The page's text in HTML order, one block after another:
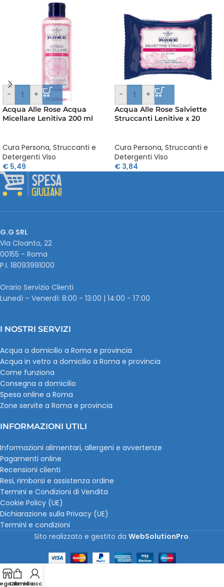
- +
Acqua Alle Rose Acqua
Micellare Lenitiva 200 ml
Cura Persona, Struccanti e
Detergenti Viso
€ 5,49
- +
Acqua Alle Rose Salviette
Struccanti Lenitive x 20
Cura Persona, Struccanti e
Detergenti Viso
€ 3,84
G.G SRL
Via Cloanto, 22
00155 - Roma
P.I. ‭18093991000
Orario Servizio Clienti
Lunedì – Venerdì: 8:00 - 13:00 | 14:00 - 17:00
I NOSTRI SERVIZI
Acqua a domicilio a Roma e provincia
Acqua in vetro a domicilio a Roma e provincia
Come funziona
Consegna a domicilio
Spesa online a Roma
Zone servite a Roma e provincia
INFORMAZIONI UTILI
Informazioni alimentari, allergeni e avvertenze
Pagamenti online
Recensioni clienti
Resi, rimborsi e assistenza ordine
Termini e Condizioni di Vendita
Cookie Policy (UE)
Dichiarazione sulla Privacy (UE)
Termini e condizioni
Sito realizzato e gestito da WebSolutionPro.
Carrello
Il mio account